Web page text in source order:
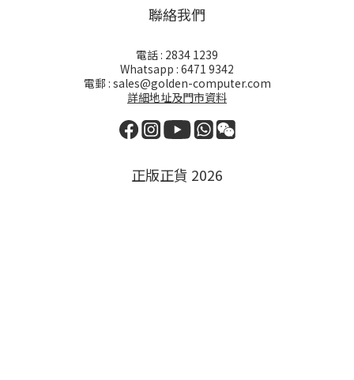
聯絡我們
電話 : 2834 1239
Whatsapp : 6471 9342
電郵 : sales@golden-computer.com
詳細地址及門市資料
正版正貨 2026